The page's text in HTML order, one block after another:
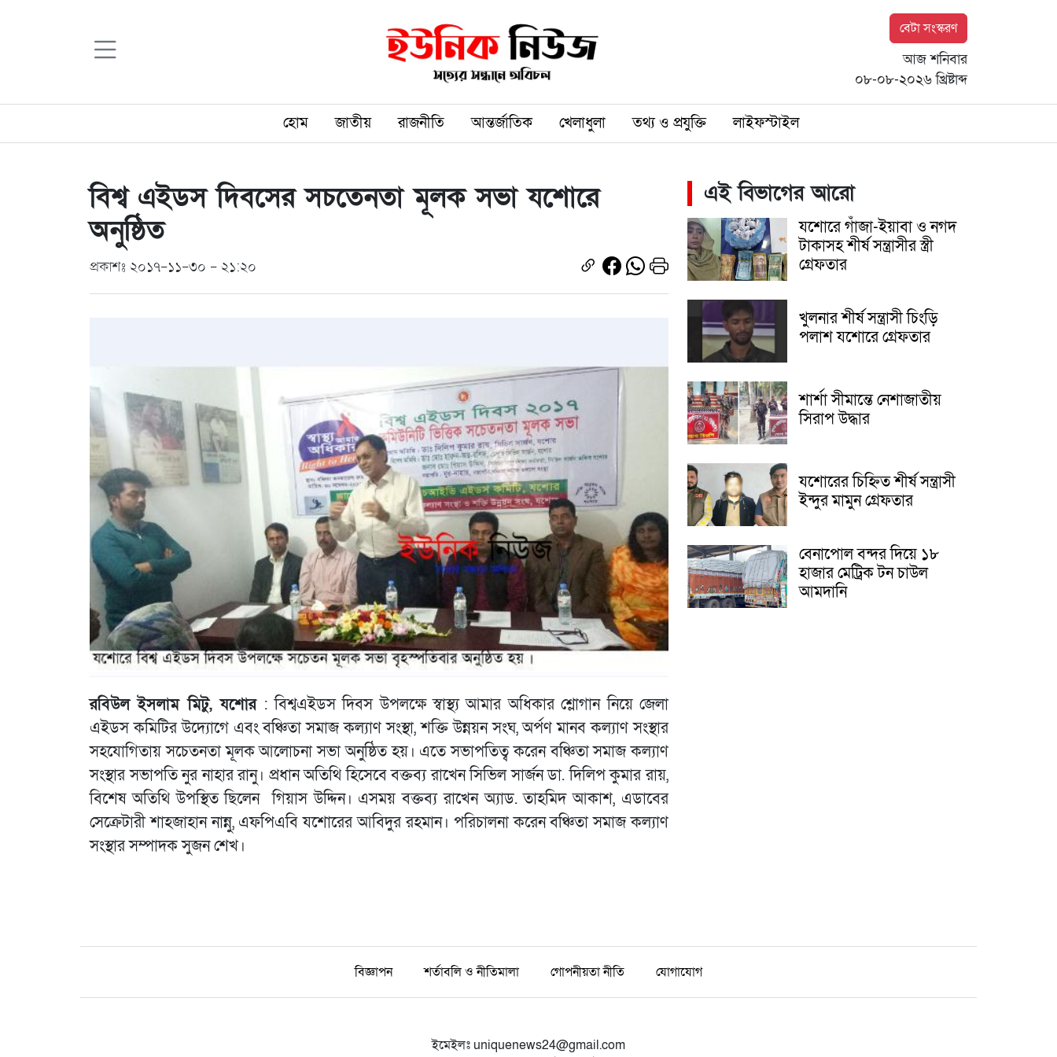
বেটা সংস্করণ
আজ শনিবার
০৮-০৮-২০২৬ খ্রিষ্টাব্দ
হোম জাতীয় রাজনীতি আন্তর্জাতিক খেলাধুলা তথ্য ও প্রযুক্তি লাইফস্টাইল
বিশ্ব এইডস দিবসের সচতেনতা মূলক সভা যশোরে
অনুষ্ঠিত
প্রকাশঃ ২০১৭-১১-৩০ - ২১:২০
রবিউল ইসলাম মিটু, যশোর: বিশ্বএইডস দিবস উপলক্ষে স্বাস্থ্য আমার অধিকার শ্লোগান নিয়ে জেলা
এইডস কমিটির উদ্যোগে এবং বঞ্চিতা সমাজ কল্যাণ সংস্থা, শক্তি উন্নয়ন সংঘ, অর্পণ মানব কল্যাণ সংস্থার
সহযোগিতায় সচেতনতা মূলক আলোচনা সভা অনুষ্ঠিত হয়। এতে সভাপতিত্ব করেন বঞ্চিতা সমাজ কল্যাণ
সংস্থার সভাপতি নুর নাহার রানু। প্রধান অতিথি হিসেবে বক্তব্য রাখেন সিভিল সার্জন ডা. দিলিপ কুমার রায়,
বিশেষ অতিথি উপস্থিত ছিলেন গিয়াস উদ্দিন। এসময় বক্তব্য রাখেন অ্যাড. তাহমিদ আকাশ, এডাবের
সেক্রেটারী শাহজাহান নান্নু, এফপিএবি যশোরের আবিদুর রহমান। পরিচালনা করেন বঞ্চিতা সমাজ কল্যাণ
সংস্থার সম্পাদক সুজন শেখ।
এই বিভাগের আরো
যশোরে গাঁজা-ইয়াবা ও নগদ
টাকাসহ শীর্ষ সন্ত্রাসীর স্ত্রী
গ্রেফতার
খুলনার শীর্ষ সন্ত্রাসী চিংড়ি
পলাশ যশোরে গ্রেফতার
শার্শা সীমান্তে নেশাজাতীয়
সিরাপ উদ্ধার
যশোরের চিহ্নিত শীর্ষ সন্ত্রাসী
ইন্দুর মামুন গ্রেফতার
বেনাপোল বন্দর দিয়ে ১৮
হাজার মেট্রিক টন চাউল
আমদানি
বিজ্ঞাপন শর্তাবলি ও নীতিমালা গোপনীয়তা নীতি যোগাযোগ
ইমেইলঃ uniquenews24@gmail.com